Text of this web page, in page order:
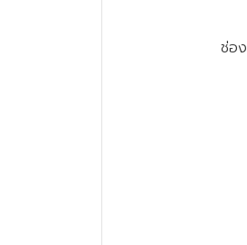
ช่อ